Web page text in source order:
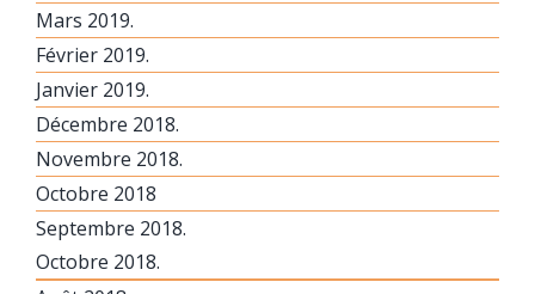
Mars 2019.
Février 2019.
Janvier 2019.
Décembre 2018.
Novembre 2018.
Octobre 2018
Septembre 2018.
Octobre 2018.